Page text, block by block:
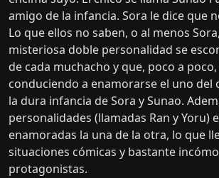
amigo de la infancia. Sora le dice que
Lo que ellos no saben, o al menos
misteriosa doble personalidad se
de cada muchacho y que, poco a
conduciendo a enamorarse el uno del
la dura infancia de Sora y Sunao.
personalidades (llamadas Ran y Yoru)
enamoradas la una de la otra, lo que
situaciones cómicas y bastante
protagonistas.